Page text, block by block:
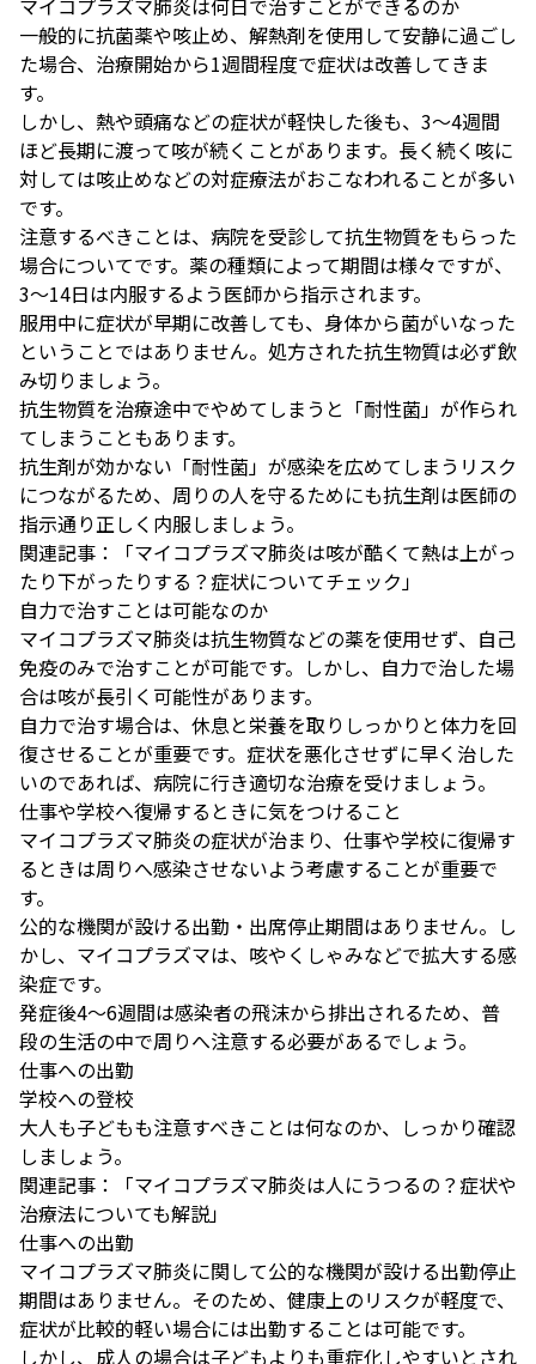
マイコプラズマ肺炎は何日で治すことができるのか
一般的に抗菌薬や咳止め、解熱剤を使用して安静に過ごし
た場合、治療開始から1週間程度で症状は改善してきま
す。
しかし、熱や頭痛などの症状が軽快した後も、3〜4週間
ほど長期に渡って咳が続くことがあります。長く続く咳に
対しては咳止めなどの対症療法がおこなわれることが多い
です。
注意するべきことは、病院を受診して抗生物質をもらった
場合についてです。薬の種類によって期間は様々ですが、
3〜14日は内服するよう医師から指示されます。
服用中に症状が早期に改善しても、身体から菌がいなった
ということではありません。処方された抗生物質は必ず飲
み切りましょう。
抗生物質を治療途中でやめてしまうと「耐性菌」が作られ
てしまうこともあります。
抗生剤が効かない「耐性菌」が感染を広めてしまうリスク
につながるため、周りの人を守るためにも抗生剤は医師の
指示通り正しく内服しましょう。
関連記事：
「マイコプラズマ肺炎は咳が酷くて熱は上がっ
たり下がったりする？症状についてチェック」
自力で治すことは可能なのか
マイコプラズマ肺炎は抗生物質などの薬を使用せず、自己
免疫のみで治すことが可能です。しかし、自力で治した場
合は咳が長引く可能性があります。
自力で治す場合は、休息と栄養を取りしっかりと体力を回
復させることが重要です。症状を悪化させずに早く治した
いのであれば、病院に行き適切な治療を受けましょう。
仕事や学校へ復帰するときに気をつけること
マイコプラズマ肺炎の症状が治まり、仕事や学校に復帰す
るときは周りへ感染させないよう考慮することが重要で
す。
公的な機関が設ける出勤・出席停止期間はありません。し
かし、マイコプラズマは、咳やくしゃみなどで拡大する感
染症です。
発症後4～6週間は感染者の飛沫から排出されるため、普
段の生活の中で周りへ注意する必要があるでしょう。
仕事への出勤
学校への登校
大人も子どもも注意すべきことは何なのか、しっかり確認
しましょう。
関連記事：
「マイコプラズマ肺炎は人にうつるの？症状や
治療法についても解説」
仕事への出勤
マイコプラズマ肺炎に関して公的な機関が設ける出勤停止
期間はありません。そのため、健康上のリスクが軽度で、
症状が比較的軽い場合には出勤することは可能です。
しかし、成人の場合は子どもよりも重症化しやすいとされ